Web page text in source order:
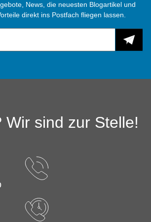
News, die neuesten Blogartikel und
direkt ins Postfach fliegen lassen.
Wir sind zur Stelle!